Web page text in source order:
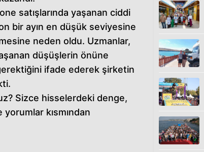
satışlarında yaşanan ciddi
bir ayın en düşük seviyesine
neden oldu. Uzmanlar,
düşüşlerin önüne
ifade ederek şirketin
Sizce hisselerdeki denge,
kısmından